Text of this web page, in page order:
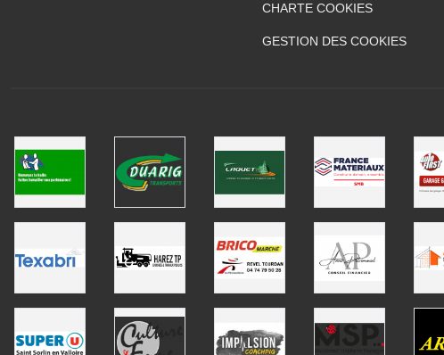
CHARTE COOKIES
GESTION DES COOKIES